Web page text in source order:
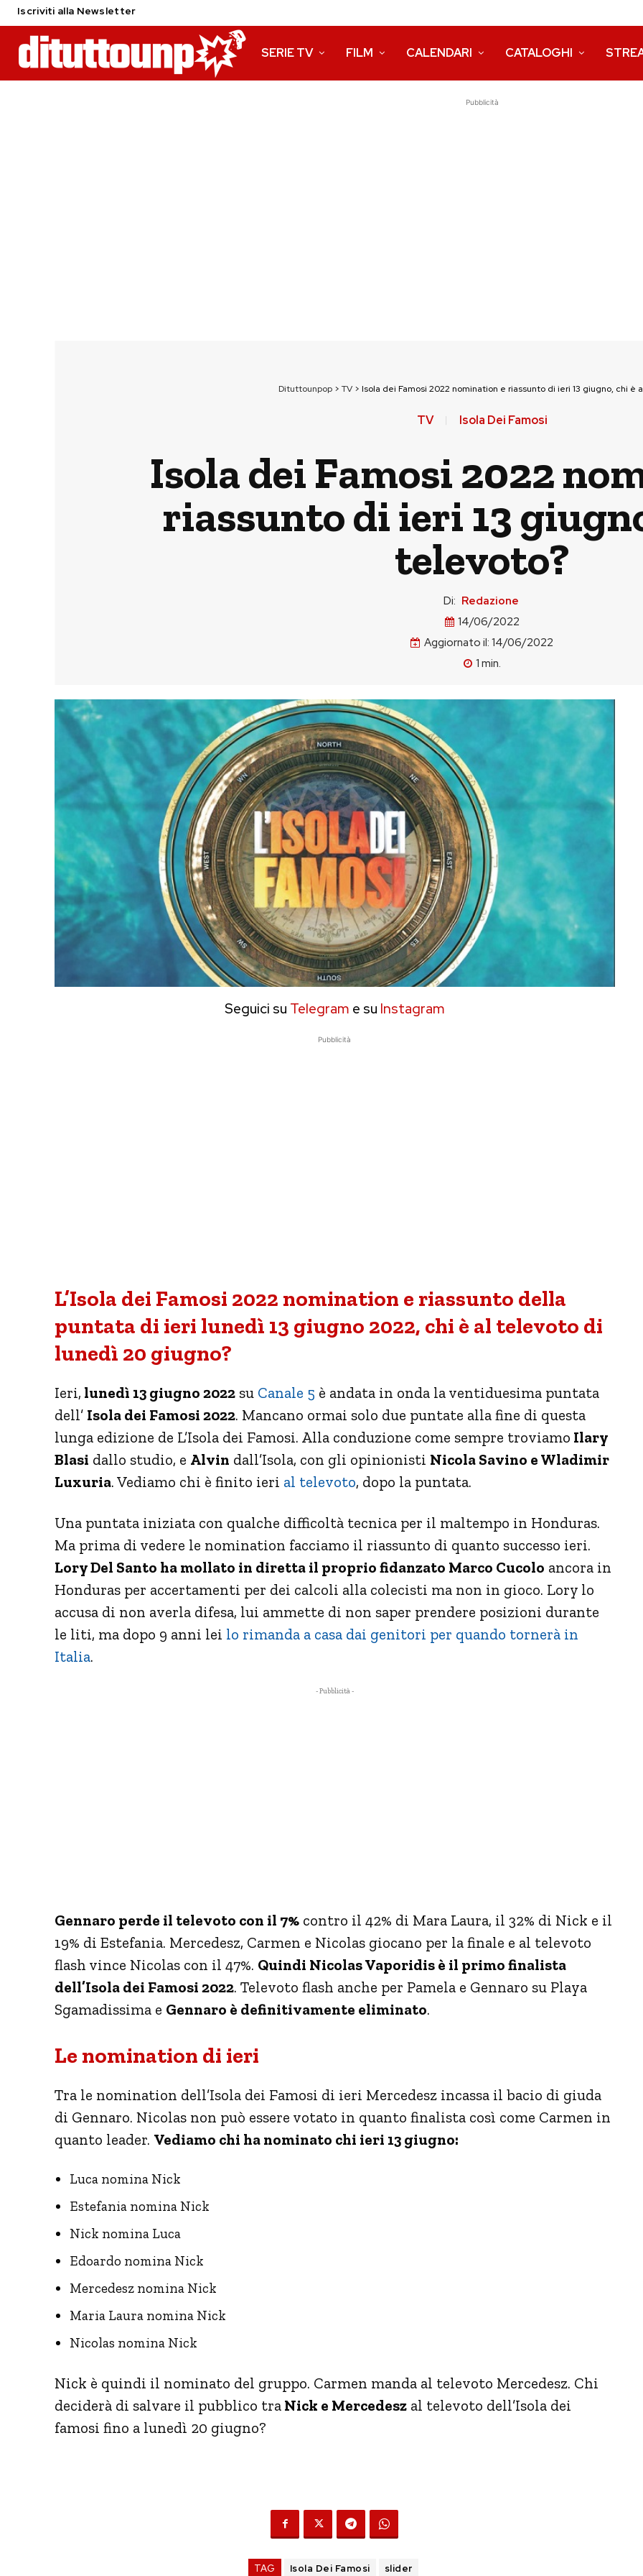
Iscriviti alla Newsletter
SERIE TV FILM CALENDARI CATALOGHI
Pubblicità
Dituttounpop> TV> Isola dei Famosi 2022 nomination e riassunto di ieri 13 giugno, chi è
TV Isola Dei Famosi
Isola dei Famosi 2022
riassunto di ieri 13
televoto?
Di: Redazione
14/06/2022
Aggiornato il: 14/06/2022
1 min.
Seguici su Telegram e su Instagram
Pubblicità
L’Isola dei Famosi 2022 nomination e riassunto della
puntata di ieri lunedì 13 giugno 2022, chi è al televoto di
lunedì 20 giugno?
Ieri, lunedì 13 giugno 2022 su Canale 5 è andata in onda la ventiduesima puntata
dell’ Isola dei Famosi 2022. Mancano ormai solo due puntate alla fine di questa
lunga edizione de L’Isola dei Famosi. Alla conduzione come sempre troviamo Ilary
Blasi dallo studio, e Alvin dall’Isola, con gli opinionisti Nicola Savino e Wladimir
Luxuria. Vediamo chi è finito ieri al televoto, dopo la puntata.
Una puntata iniziata con qualche difficoltà tecnica per il maltempo in Honduras.
Ma prima di vedere le nomination facciamo il riassunto di quanto successo ieri.
Lory Del Santo ha mollato in diretta il proprio fidanzato Marco Cucolo ancora in
Honduras per accertamenti per dei calcoli alla colecisti ma non in gioco. Lory lo
accusa di non averla difesa, lui ammette di non saper prendere posizioni durante
le liti, ma dopo 9 anni lei lo rimanda a casa dai genitori per quando tornerà in
Italia.
- Pubblicità -
Gennaro perde il televoto con il 7% contro il 42% di Mara Laura, il 32% di Nick e il
19% di Estefania. Mercedesz, Carmen e Nicolas giocano per la finale e al televoto
flash vince Nicolas con il 47%. Quindi Nicolas Vaporidis è il primo finalista
dell’Isola dei Famosi 2022. Televoto flash anche per Pamela e Gennaro su Playa
Sgamadissima e Gennaro è definitivamente eliminato.
Le nomination di ieri
Tra le nomination dell’Isola dei Famosi di ieri Mercedesz incassa il bacio di giuda
di Gennaro. Nicolas non può essere votato in quanto finalista così come Carmen in
quanto leader. Vediamo chi ha nominato chi ieri 13 giugno:
Luca nomina Nick
Estefania nomina Nick
Nick nomina Luca
Edoardo nomina Nick
Mercedesz nomina Nick
Maria Laura nomina Nick
Nicolas nomina Nick
Nick è quindi il nominato del gruppo. Carmen manda al televoto Mercedesz. Chi
deciderà di salvare il pubblico tra Nick e Mercedesz al televoto dell’Isola dei
famosi fino a lunedì 20 giugno?
TAG Isola Dei Famosi slider